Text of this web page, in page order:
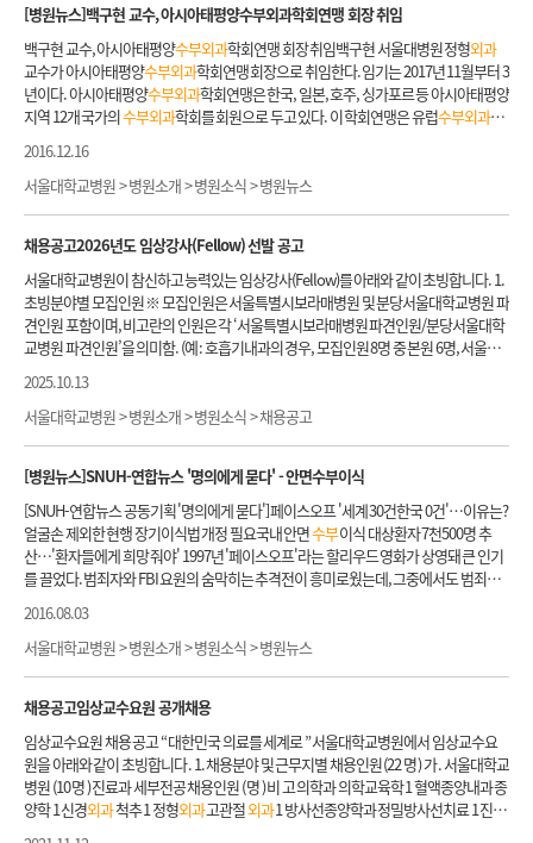
습니다.) - 이상의 진료절차를 모두 마친 후외과계외래 수납창구에서 검사예약과 수납
을 하십시오. 처방약이 있는 분들은 수납 맞은편 처방전발행기에서 처방전을 받으신 다
음, 외부약국에서 약을 받으십시오. - 원내약의 경우(보톡스 등), 수납 후 외래약국에서
약을 받아 진료실로 재방문하셔서 치료를 받으시면 됩니다.
증후군) 및 팔꿈치 터널 증후군(주관 증후군)이 있습니다. 손 저림, 손의 감각 이상 및 손
이 필수적이며, 경추추간판 질환 혹은 흉곽 출구 증후군(Thoracic outlet syndrome)과
의 감별 진단이 매우 중요합니다. 대표적인 말초 신경 포착 증후군에는 손목 터널 증후군
(수근관 증후군), 팔꿈치 터널 증후군(주관 증후군)이 있으며, 저희 클리닉에서 이들 질환
들에 대한 풍부한 경험을 가지고 많은 연구 활동을 활발하게 진행하고 있으며, 수술적 치
료 후 매우 만족스러운 결과를 얻고 있습니다. 또한, 진단이 모호하거나 다른 병원에서
니다. 혈류검사실(Vascular Lab) 검사실 위치 본원 1층 정형
및 문의: 02-2072-3470 혈류검사란 신체의 혈관(동맥 및 정맥)에 병이 발생한 경우, 혈류
의 막힘 혹은 역류 등의 문제가 발생할 수 있으며, 혈류를 조절하는 신경 기능에 이상이
발생한 경우에도 혈류 장애가 발생할 수 있습니다. 손의 혈류 장애로 인해 손 끝이 차거나
저린 증상이 발생할 수 있기 때문에, 동맥 경화증 혹은 당뇨병이 있는 환자에서는 말초 혈
관의 혈류 검사가 필요할 수 있습니다. 또한, 한랭 과민성은 차가운 곳에 손이 노출될 경
우 손의 혈류가 감소하는 현상으로 수근관 증후군에서 동반되어 발생할 수 있습니다. 또
한, 흉곽 출구 증후군은 현재까지 확진을 위한 객관적인 검사가 없어서 진단이 매우 어려
운데, 혈류 검사실에서는 흉곽 출구가 압박되는 자세에서 말초 혈류 상태를 평가하는 혈
류 검사를 시행하고 있으며, 이는 흉곽 출구 증후군 진단에 많은 도움을 주고 있습니다.
본 혈류 검사실에서 시행하고 있는 혈류 검사 세부 항목으로는 동맥 및 정맥 초음파(Dop
pler) 검사, 한랭 유발 검사(레이노드 검사), 흉곽 출구 증후군 검사(Thoracic outlet syn
drome), 창상 치유 능력 검사(Wound Healing Capacity), 조직압(Tissue Pressure) 측
정 검사 등이 있습니다. 피부를 절개하거나 주사 바늘을 사용하지 않고, 통증 없이 편한
상태에서 검사가 진행되며, 관련 질환의 진단 및 치료에 많은 도움을 주는 검사입니다.
[병원뉴스]백구현 교수, 아시아태평양수부외과학회연맹 회장 취임
백구현 교수, 아시아태평양수부외과학회연맹 회장 취임백구현 서울대병원 정형외과
교수가 아시아태평양수부외과학회연맹 회장으로 취임한다. 임기는 2017년 11월부터 3
년이다. 아시아태평양수부외과학회연맹은 한국, 일본, 호주, 싱가포르 등 아시아태평양
지역 12개 국가의수부외과학회를 회원으로 두고 있다. 이 학회연맹은 유럽수부외과학
회를 개최하며 제11차 대회는 2017년 필리핀 세부에서 열린다.백구현 교수는
관련 세계 3대 잡지 중 하나인 'Journal of Hand Surgery Asian-Pacific Volume'의 편집
2016.12.16
서울대학교병원 > 병원소개 > 병원소식 > 병원뉴스
채용공고2026년도 임상강사(Fellow) 선발 공고
서울대학교병원이 참신하고 능력있는 임상강사(Fellow)를 아래와 같이 초빙합니다. 1.
초빙분야별 모집인원 ※ 모집인원은 서울특별시보라매병원 및 분당서울대학교병원 파
견인원 포함이며, 비고란의 인원은 각 ‘서울특별시보라매병원 파견인원/분당서울대학
교병원 파견인원’을 의미함. (예 : 호흡기내과의 경우, 모집인원 8명 중 본원 6명, 서울특
흡기 8 2/- 정신건강의학과 9 순환기 13 3/- 신경과 11 1/- 소화기 17 마취통증의학과 1) 1
0 혈액종양 8 1/- 영상의학과 16 내분비대사 6 방사선종양학과 2 -/1 알레르기 2 진단검
경외과 12 장기이식센터 1 정형외과 16 약물안전센터 2) 1 성형
윤리센터 1 산부인과 12 공공진료센터 2 소아청소년과 10 임 상유전체의학과 3 피부과 3
통합케어센터 1 비뇨의학과 3 정보화실 1 안과 13 임상약리학과 2) 1 이비인후과 8 2/- 합
계 284 15/1 ▫ 임용기간 : 2026.03.01. ~ 2027.02.28. ( 단 , 군 전역 예정자, 추가수련 등 사
유에 따라 근무 시작일이 상이할 수 있음. ▫ 근무장소 : 본원 진료과 및 분당서울대학교
과, 마취통증의학과 1) 의 경우 , 아래 세부전공별 선발 예정 ( 온라인 지원서 작성 시 , 세부
소아심장(2), 일반흉부(2) 성형
외과유방재건 및 성형(2),
전문의 자격증 취득 ( 예정 ) 자 ※ 2026 년도 전문의 자격시험 불합격 시 , 임용 취소 ※ 약
물안전센터, 임상약리학과 2) 의 경우 , 전문의 자격증 취득 ( 예정 ) 자 및 임상약리학 인정
의 취득 ( 예정 ) 자 로 2026 년도 전문의 자격시험 혹은 인정의 자격시험 불합격 시 , 임용
취소 나. 외국 국적 지원자의 경우 , 유효한 취업비자를 보유한 자 ※ 2027 년 2 월 28 일까
지 유효한 취업비자 (F-4, E-5 등 ) 3. 선발일정 선발일정 상세 안내 구 분 일 정 공고 및 원서
접수 2025.10.13.(월 ) 10:00 ~ 2025.10.27.(월 ) 15:00 면접전형 2025.11.03.(월 ) ~ 2025.1
2025.10.13
서울대학교병원 > 병원소개 > 병원소식 > 채용공고
[병원뉴스]SNUH-연합뉴스 '명의에게 묻다' - 안면수부이식
[SNUH-연합뉴스 공동기획 '명의에게 묻다'] 페이스오프 '세계 30건한국 0건'…이유는?
얼굴손 제외한 현행 장기이식법 개정 필요국내 안면수부이식 대상환자 7천500명 추
산…'환자들에게 희망 줘야' 1997년 '페이스오프'라는 할리우드 영화가 상영돼 큰 인기
를 끌었다. 범죄자와 FBI 요원의 숨막히는 추격전이 흥미로웠는데, 그중에서도 범죄자
로 거의 20년이 흐른 지금 이런 페이스오프는 현실이 됐다. 전 세계적으로 얼굴(안면) 이
식은 30건 이상, 손(수부) 이식은 100건 이상이 성공적으로 이뤄졌다. 얼굴과 손 부위의
수부를 이식하는 것으로 정의된다. 면역조직 적합성이란 다른 사람의 조직이나 장기를
이식해도 환자의 면역 시스템이 이식받은 장기를 심하게 공격하지 않는 것을 말한다. 쉽
게 말하면 이식된 타인의 조직에 거부반응이 많이 나타나지 않는다는 의미다. 양잿물 화
상 환자, 안면이식 수술 성공[2013년, 연합뉴스 자료사진]이런 이식의 성공을 위해서는
크게 3가지 의료기술이 필요하다.첫째, 혈관과 신경을 현미경으로 정밀하게 봉합하는
2016.08.03
서울대학교병원 > 병원소개 > 병원소식 > 병원뉴스
채용공고임상교수요원 공개채용
임상교수요원 채용 공고 “ 대한민국 의료를 세계로 ” 서울대학교병원에서 임상교수요
원을 아래와 같이 초빙합니다 . 1. 채용분야 및 근무지별 채용인원 (22 명 ) 가 . 서울대학교
병원 (10 명 ) 진료과 세부전공 채용인원 ( 명 ) 비 고 의학과 의학교육학 1 혈액종양내과 종
양학 1 신경외과 척추 1 정형외과고관절외과1 방사선종양학과 정밀방사선치료 1 진단